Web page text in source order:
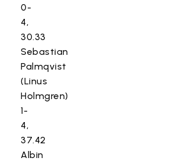
0-
4,
30.33
Sebastian
Palmqvist
(Linus
Holmgren)
1-
4,
37.42
Albin